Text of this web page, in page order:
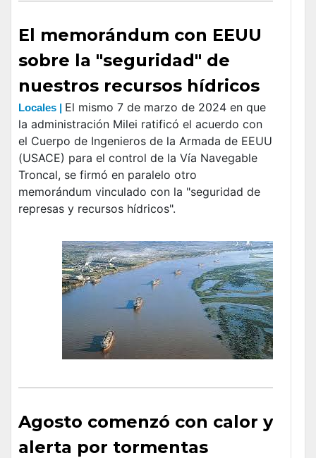
El memorándum con EEUU
sobre la "seguridad" de
nuestros recursos hídricos
Locales | El mismo 7 de marzo de 2024 en que
la administración Milei ratificó el acuerdo con
el Cuerpo de Ingenieros de la Armada de EEUU
(USACE) para el control de la Vía Navegable
Troncal, se firmó en paralelo otro
memorándum vinculado con la "seguridad de
represas y recursos hídricos".
Agosto comenzó con calor y
alerta por tormentas